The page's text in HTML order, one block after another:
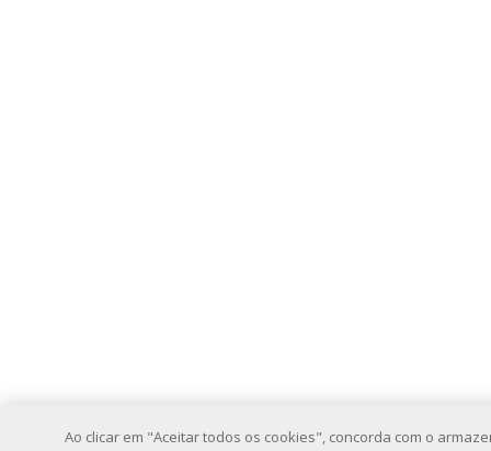
Ao clicar em "Aceitar todos os cookies", concorda com o